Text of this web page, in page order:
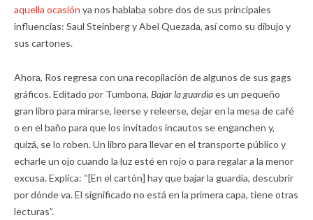
aquella ocasión ya nos hablaba sobre dos de sus principales
influencias: Saul Steinberg y Abel Quezada, así como su dibujo y
sus cartones.
Ahora, Ros regresa con una recopilación de algunos de sus gags
gráficos. Editado por Tumbona, Bajar la guardiaes un pequeño
gran libro para mirarse, leerse y releerse, dejar en la mesa de café
o en el baño para que los invitados incautos se enganchen y,
quizá, se lo roben. Un libro para llevar en el transporte público y
echarle un ojo cuando la luz esté en rojo o para regalar a la menor
excusa. Explica: “[En el cartón] hay que bajar la guardia, descubrir
por dónde va. El significado no está en la primera capa, tiene otras
lecturas”.